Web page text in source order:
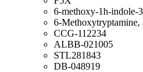
6-methoxy-1h-indole-
6-Methoxytryptamine,
CCG-112234
ALBB-021005
STL281843
DB-048919